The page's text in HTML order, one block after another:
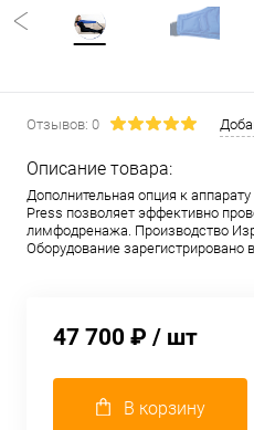
Отзывов: 0
Описание товара:
Дополнительная опция к
Press позволяет эффективно
лимфодренажа. Производство
Оборудование зарегистрировано
47 700 ₽ / шт
В корзину